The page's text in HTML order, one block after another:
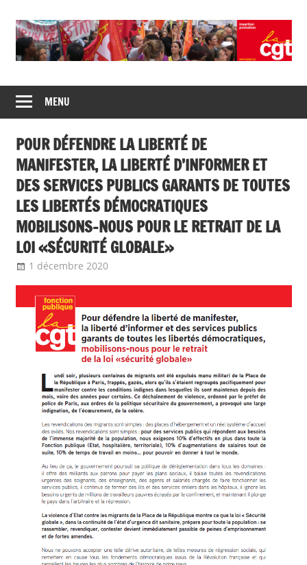
content
CGT
insertion
probation
de
syndicats
CGT
insertion
probation
MENU
POUR DÉFENDRE LA LIBERTÉ DE
MANIFESTER, LA LIBERTÉ D’INFORMER ET
DES SERVICES PUBLICS GARANTS DE TOUTES
LES LIBERTÉS DÉMOCRATIQUES
MOBILISONS-NOUS POUR LE RETRAIT DE LA
LOI «SÉCURITÉ GLOBALE»
1 décembre 2020